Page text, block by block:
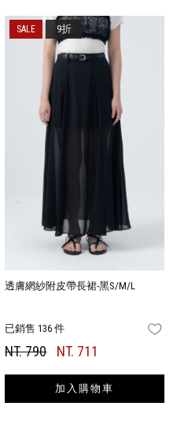
FAVORITES
透膚網紗附皮帶長裙-黑S/M/L
已銷售 136 件
NT. 790 NT. 711
加入購物車
9折